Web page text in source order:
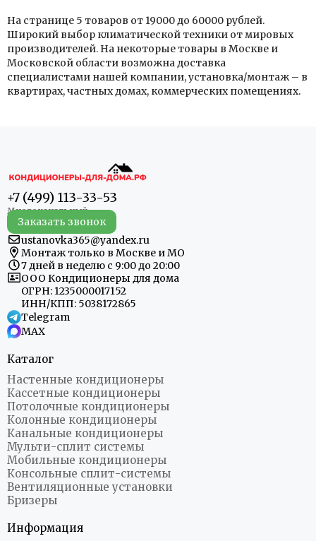
На странице 5 товаров от 19000 до 60000 рублей.
Широкий выбор климатической техники от мировых
производителей. На некоторые товары в Москве и
Московской области возможна доставка
специалистами нашей компании, установка/монтаж – в
квартирах, частных домах, коммерческих помещениях.
+7 (499) 113-33-53
Заказать звонок
ustanovka365@yandex.ru
Монтаж только в Москве и МО
7 дней в неделю с 9:00 до 20:00
ООО Кондиционеры для дома
ОГРН: 1235000017152
ИНН/КПП: 5038172865
Telegram
MAX
Каталог
Настенные кондиционеры
Кассетные кондиционеры
Потолочные кондиционеры
Колонные кондиционеры
Канальные кондиционеры
Мульти-сплит системы
Мобильные кондиционеры
Консольные сплит-системы
Вентиляционные установки
Бризеры
Информация